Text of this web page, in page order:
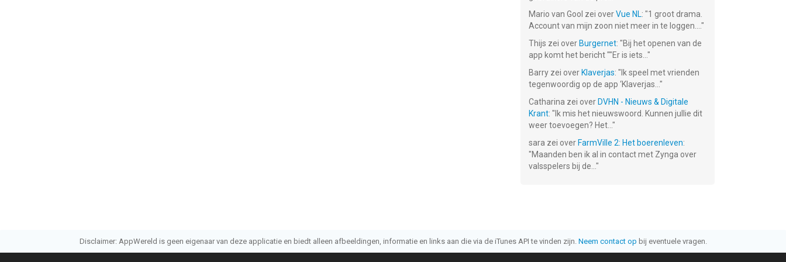
Mario van Gool zei overVue NL: "1 groot drama.
Account van mijn zoon niet meer in te loggen.... "
Thijs zei over Burgernet: "Bij het openen van de
app komt het bericht ""Er is iets... "
Barry zei over Klaverjas: " Ik speel met vrienden
tegenwoordig op de app ‘Klaverjas... "
Catharina zei over DVHN - Nieuws & Digitale
Krant: " Ik mis het nieuwswoord. Kunnen jullie dit
weer toevoegen? Het... "
sara zei over FarmVille 2: Het boerenleven:
"Maanden ben ik al in contact met Zynga over
valsspelers bij de... "
Disclaimer: AppWereld is geen eigenaar van deze applicatie en biedt alleen afbeeldingen, informatie en links aan die via de iTunes API te vinden zijn. Neem contact op bij eventuele vragen.